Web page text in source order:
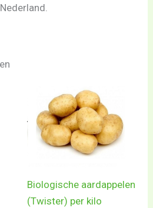
Biologische aardappelen
(Twister) per kilo